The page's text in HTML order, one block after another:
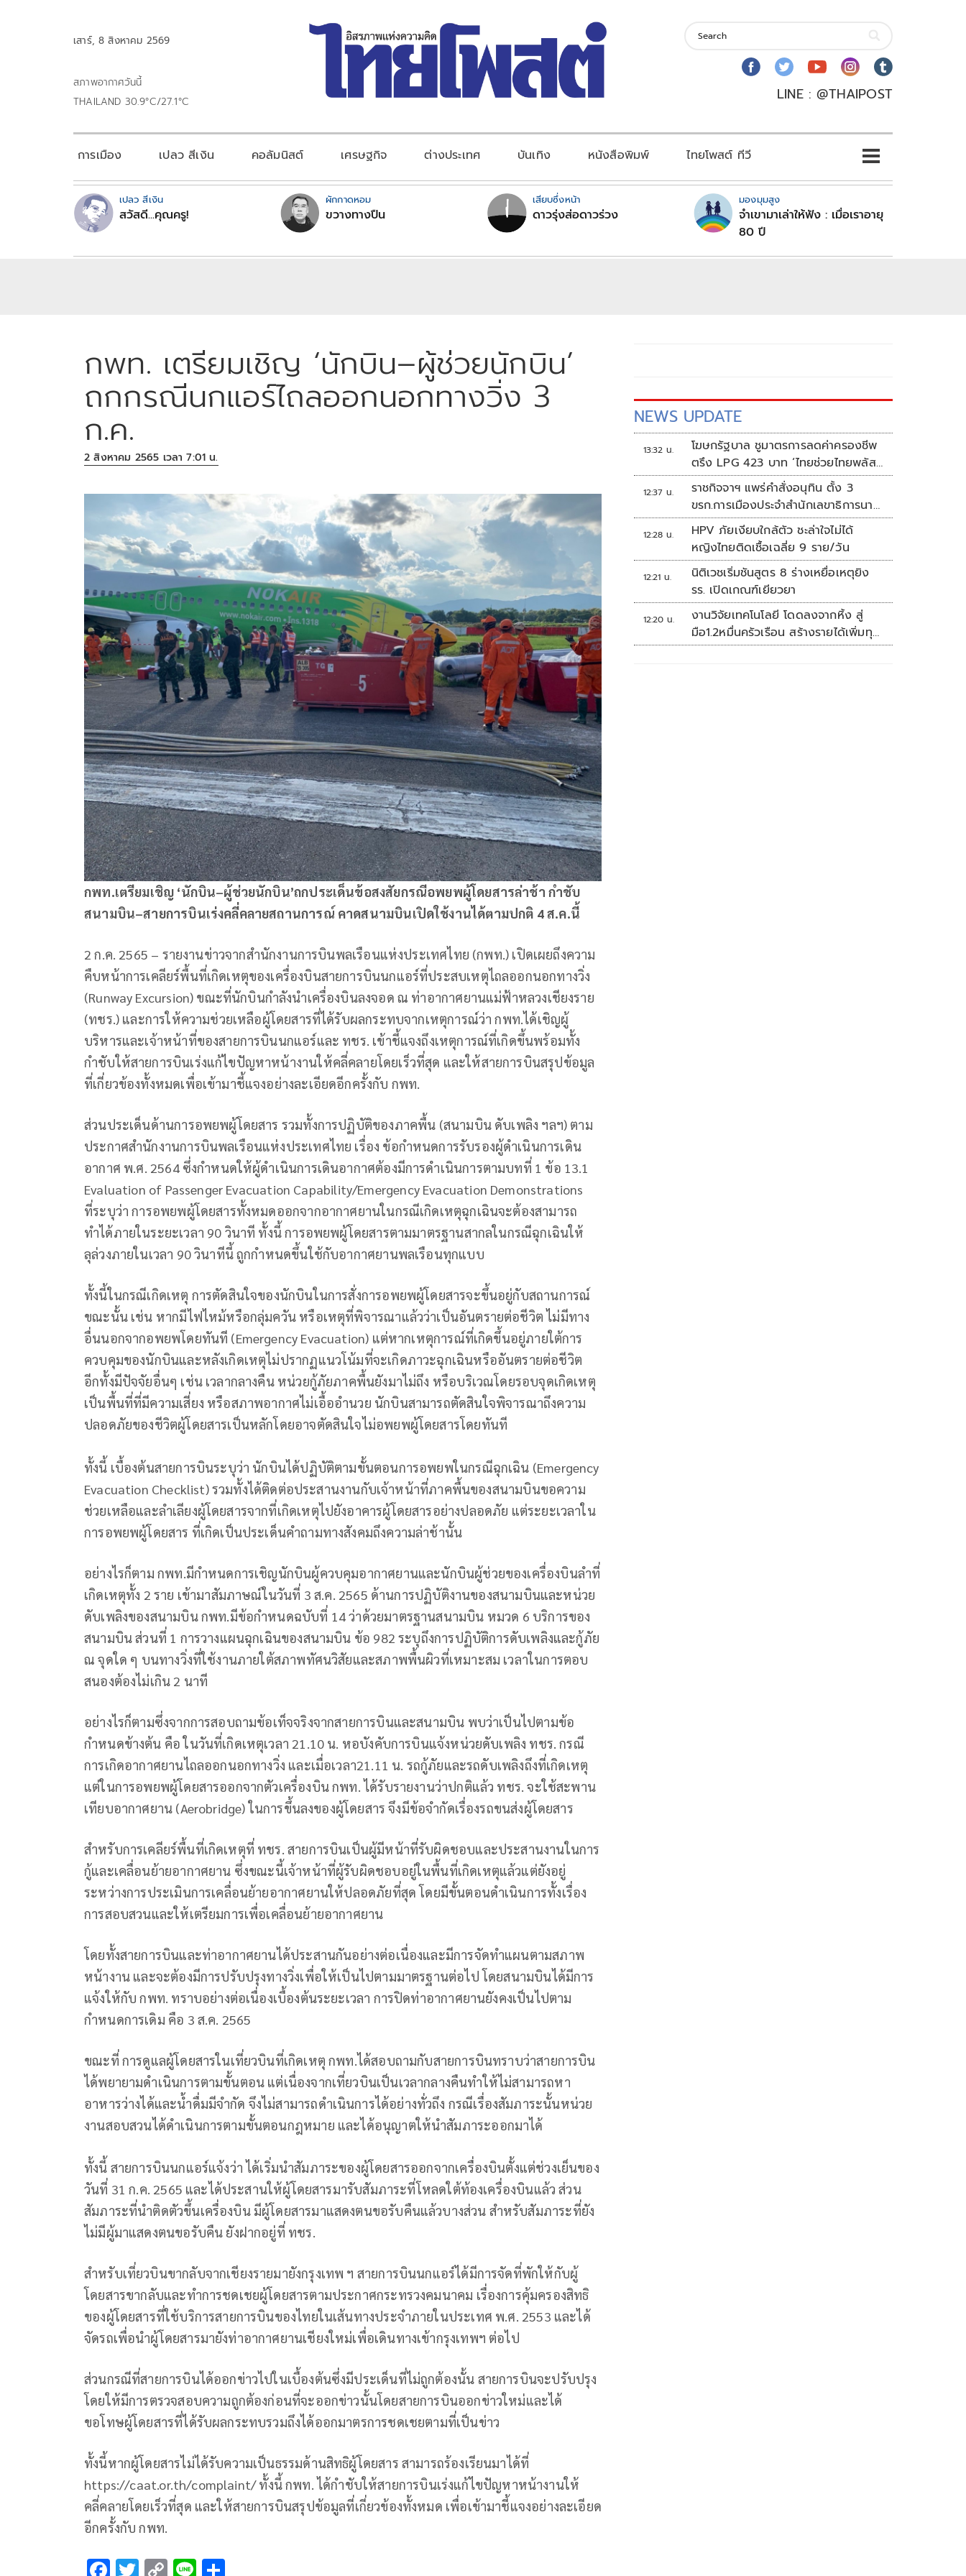
เสาร์, 8 สิงหาคม 2569
สภาพอากาศวันนี้
THAILAND 30.9°C/27.1°C
LINE : @THAIPOST
การเมือง เปลว สีเงิน คอลัมนิสต์ เศรษฐกิจ ต่างประเทศ บันเทิง หนังสือพิมพ์ ไทยโพสต์ ทีวี
เปลว สีเงิน
สวัสดี...คุณครู!
ผักกาดหอม
ขวางทางปืน
เสียบซึ่งหน้า
ดาวรุ่งส่อดาวร่วง
มองมุมสูง
จำเขามาเล่าให้ฟัง : เมื่อเราอายุ
80 ปี
กพท. เตรียมเชิญ ‘นักบิน–ผู้ช่วยนักบิน’
ถกกรณีนกแอร์ไถลออกนอกทางวิ่ง 3
ก.ค.
2 สิงหาคม 2565 เวลา 7:01 น.
กพท.เตรียมเชิญ ‘นักบิน–ผู้ช่วยนักบิน’ถกประเด็นข้อสงสัยกรณีอพยพผู้โดยสารล่าช้า กำชับ
สนามบิน–สายการบินเร่งคลี่คลายสถานการณ์ คาดสนามบินเปิดใช้งานได้ตามปกติ 4 ส.ค.นี้
2 ก.ค. 2565 – รายงานข่าวจากสำนักงานการบินพลเรือนแห่งประเทศไทย (กพท.) เปิดเผยถึงความ
คืบหน้าการเคลียร์พื้นที่เกิดเหตุของเครื่องบินสายการบินนกแอร์ที่ประสบเหตุไถลออกนอกทางวิ่ง
(Runway Excursion) ขณะที่นักบินกำลังนำเครื่องบินลงจอด ณ ท่าอากาศยานแม่ฟ้าหลวงเชียงราย
(ทชร.) และการให้ความช่วยเหลือผู้โดยสารที่ได้รับผลกระทบจากเหตุการณ์ว่า กพท.ได้เชิญผู้
บริหารและเจ้าหน้าที่ของสายการบินนกแอร์และ ทชร. เข้าชี้แจงถึงเหตุการณ์ที่เกิดขึ้นพร้อมทั้ง
กำชับให้สายการบินเร่งแก้ไขปัญหาหน้างานให้คลี่คลายโดยเร็วที่สุด และให้สายการบินสรุปข้อมูล
ที่เกี่ยวข้องทั้งหมดเพื่อเข้ามาชี้แจงอย่างละเอียดอีกครั้งกับ กพท.
ส่วนประเด็นด้านการอพยพผู้โดยสาร รวมทั้งการปฏิบัติของภาคพื้น (สนามบิน ดับเพลิง ฯลฯ) ตาม
ประกาศสำนักงานการบินพลเรือนแห่งประเทศไทย เรื่อง ข้อกำหนดการรับรองผู้ดำเนินการเดิน
อากาศ พ.ศ. 2564 ซึ่งกำหนดให้ผู้ดำเนินการเดินอากาศต้องมีการดำเนินการตามบทที่ 1 ข้อ 13.1
Evaluation of Passenger Evacuation Capability/Emergency Evacuation Demonstrations
ที่ระบุว่า การอพยพผู้โดยสารทั้งหมดออกจากอากาศยานในกรณีเกิดเหตุฉุกเฉินจะต้องสามารถ
ทำได้ภายในระยะเวลา 90 วินาที ทั้งนี้ การอพยพผู้โดยสารตามมาตรฐานสากลในกรณีฉุกเฉินให้
ลุล่วงภายในเวลา 90 วินาทีนี้ ถูกกำหนดขึ้นใช้กับอากาศยานพลเรือนทุกแบบ
ทั้งนี้ในกรณีเกิดเหตุ การตัดสินใจของนักบินในการสั่งการอพยพผู้โดยสารจะขึ้นอยู่กับสถานการณ์
ขณะนั้น เช่น หากมีไฟไหม้หรือกลุ่มควัน หรือเหตุที่พิจารณาแล้วว่าเป็นอันตรายต่อชีวิต ไม่มีทาง
อื่นนอกจากอพยพโดยทันที (Emergency Evacuation) แต่หากเหตุการณ์ที่เกิดขึ้นอยู่ภายใต้การ
ควบคุมของนักบินและหลังเกิดเหตุไม่ปรากฏแนวโน้มที่จะเกิดภาวะฉุกเฉินหรืออันตรายต่อชีวิต
อีกทั้งมีปัจจัยอื่นๆ เช่น เวลากลางคืน หน่วยกู้ภัยภาคพื้นยังมาไม่ถึง หรือบริเวณโดยรอบจุดเกิดเหตุ
เป็นพื้นที่ที่มีความเสี่ยง หรือสภาพอากาศไม่เอื้ออำนวย นักบินสามารถตัดสินใจพิจารณาถึงความ
ปลอดภัยของชีวิตผู้โดยสารเป็นหลักโดยอาจตัดสินใจไม่อพยพผู้โดยสารโดยทันที
ทั้งนี้ เบื้องต้นสายการบินระบุว่า นักบินได้ปฏิบัติตามขั้นตอนการอพยพในกรณีฉุกเฉิน (Emergency
Evacuation Checklist) รวมทั้งได้ติดต่อประสานงานกับเจ้าหน้าที่ภาคพื้นของสนามบินขอความ
ช่วยเหลือและลำเลียงผู้โดยสารจากที่เกิดเหตุไปยังอาคารผู้โดยสารอย่างปลอดภัย แต่ระยะเวลาใน
การอพยพผู้โดยสาร ที่เกิดเป็นประเด็นคำถามทางสังคมถึงความล่าช้านั้น
อย่างไรก็ตาม กพท.มีกำหนดการเชิญนักบินผู้ควบคุมอากาศยานและนักบินผู้ช่วยของเครื่องบินลำที่
เกิดเหตุทั้ง 2 ราย เข้ามาสัมภาษณ์ในวันที่ 3 ส.ค. 2565 ด้านการปฏิบัติงานของสนามบินและหน่วย
ดับเพลิงของสนามบิน กพท.มีข้อกำหนดฉบับที่ 14 ว่าด้วยมาตรฐานสนามบิน หมวด 6 บริการของ
สนามบิน ส่วนที่ 1 การวางแผนฉุกเฉินของสนามบิน ข้อ 982 ระบุถึงการปฏิบัติการดับเพลิงและกู้ภัย
ณ จุดใด ๆ บนทางวิ่งที่ใช้งานภายใต้สภาพทัศนวิสัยและสภาพพื้นผิวที่เหมาะสม เวลาในการตอบ
สนองต้องไม่เกิน 2 นาที
อย่างไรก็ตามซึ่งจากการสอบถามข้อเท็จจริงจากสายการบินและสนามบิน พบว่าเป็นไปตามข้อ
กำหนดข้างต้น คือ ในวันที่เกิดเหตุเวลา 21.10 น. หอบังคับการบินแจ้งหน่วยดับเพลิง ทชร. กรณี
การเกิดอากาศยานไถลออกนอกทางวิ่ง และเมื่อเวลา21.11 น. รถกู้ภัยและรถดับเพลิงถึงที่เกิดเหตุ
แต่ในการอพยพผู้โดยสารออกจากตัวเครื่องบิน กพท. ได้รับรายงานว่าปกติแล้ว ทชร. จะใช้สะพาน
เทียบอากาศยาน (Aerobridge) ในการขึ้นลงของผู้โดยสาร จึงมีข้อจำกัดเรื่องรถขนส่งผู้โดยสาร
สำหรับการเคลียร์พื้นที่เกิดเหตุที่ ทชร. สายการบินเป็นผู้มีหน้าที่รับผิดชอบและประสานงานในการ
กู้และเคลื่อนย้ายอากาศยาน ซึ่งขณะนี้เจ้าหน้าที่ผู้รับผิดชอบอยู่ในพื้นที่เกิดเหตุแล้วแต่ยังอยู่
ระหว่างการประเมินการเคลื่อนย้ายอากาศยานให้ปลอดภัยที่สุด โดยมีขั้นตอนดำเนินการทั้งเรื่อง
การสอบสวนและให้เตรียมการเพื่อเคลื่อนย้ายอากาศยาน
โดยทั้งสายการบินและท่าอากาศยานได้ประสานกันอย่างต่อเนื่องและมีการจัดทำแผนตามสภาพ
หน้างาน และจะต้องมีการปรับปรุงทางวิ่งเพื่อให้เป็นไปตามมาตรฐานต่อไป โดยสนามบินได้มีการ
แจ้งให้กับ กพท. ทราบอย่างต่อเนื่องเบื้องต้นระยะเวลา การปิดท่าอากาศยานยังคงเป็นไปตาม
กำหนดการเดิม คือ 3 ส.ค. 2565
ขณะที่ การดูแลผู้โดยสารในเที่ยวบินที่เกิดเหตุ กพท.ได้สอบถามกับสายการบินทราบว่าสายการบิน
ได้พยายามดำเนินการตามขั้นตอน แต่เนื่องจากเที่ยวบินเป็นเวลากลางคืนทำให้ไม่สามารถหา
อาหารว่างได้และน้ำดื่มมีจำกัด จึงไม่สามารถดำเนินการได้อย่างทั่วถึง กรณีเรื่องสัมภาระนั้นหน่วย
งานสอบสวนได้ดำเนินการตามขั้นตอนกฎหมาย และได้อนุญาตให้นำสัมภาระออกมาได้
ทั้งนี้ สายการบินนกแอร์แจ้งว่า ได้เริ่มนำสัมภาระของผู้โดยสารออกจากเครื่องบินตั้งแต่ช่วงเย็นของ
วันที่ 31 ก.ค. 2565 และได้ประสานให้ผู้โดยสารมารับสัมภาระที่โหลดใต้ท้องเครื่องบินแล้ว ส่วน
สัมภาระที่นำติดตัวขึ้นเครื่องบิน มีผู้โดยสารมาแสดงตนขอรับคืนแล้วบางส่วน สำหรับสัมภาระที่ยัง
ไม่มีผู้มาแสดงตนขอรับคืน ยังฝากอยู่ที่ ทชร.
สำหรับเที่ยวบินขากลับจากเชียงรายมายังกรุงเทพ ฯ สายการบินนกแอร์ได้มีการจัดที่พักให้กับผู้
โดยสารขากลับและทำการชดเชยผู้โดยสารตามประกาศกระทรวงคมนาคม เรื่องการคุ้มครองสิทธิ
ของผู้โดยสารที่ใช้บริการสายการบินของไทยในเส้นทางประจำภายในประเทศ พ.ศ. 2553 และได้
จัดรถเพื่อนำผู้โดยสารมายังท่าอากาศยานเชียงใหม่เพื่อเดินทางเข้ากรุงเทพฯ ต่อไป
ส่วนกรณีที่สายการบินได้ออกข่าวไปในเบื้องต้นซึ่งมีประเด็นที่ไม่ถูกต้องนั้น สายการบินจะปรับปรุง
โดยให้มีการตรวจสอบความถูกต้องก่อนที่จะออกข่าวนั้นโดยสายการบินออกข่าวใหม่และได้
ขอโทษผู้โดยสารที่ได้รับผลกระทบรวมถึงได้ออกมาตรการชดเชยตามที่เป็นข่าว
ทั้งนี้หากผู้โดยสารไม่ได้รับความเป็นธรรมด้านสิทธิผู้โดยสาร สามารถร้องเรียนมาได้ที่
https://caat.or.th/complaint/ ทั้งนี้ กพท. ได้กำชับให้สายการบินเร่งแก้ไขปัญหาหน้างานให้
คลี่คลายโดยเร็วที่สุด และให้สายการบินสรุปข้อมูลที่เกี่ยวข้องทั้งหมด เพื่อเข้ามาชี้แจงอย่างละเอียด
อีกครั้งกับ กพท.
F T C Li
NEWS UPDATE
13:32 น.
โฆษกรัฐบาล ชูมาตรการลดค่าครองชีพ
ตรึง LPG 423 บาท ‘ไทยช่วยไทยพลัส’
ดันเงินหมุนแสนล้าน
12:37 น.
ราชกิจจาฯ แพร่คำสั่งอนุทิน ตั้ง 3
ขรก.การเมืองประจำสำนักเลขาธิการนา
ยกฯ
12:28 น.
HPV ภัยเงียบใกล้ตัว ชะล่าใจไม่ได้
หญิงไทยติดเชื้อเฉลี่ย 9 ราย/วัน
12:21 น.
นิติเวชเริ่มชันสูตร 8 ร่างเหยื่อเหตุยิง
รร. เปิดเกณฑ์เยียวยา
12:20 น.
งานวิจัยเทคโนโลยี โดดลงจากหิ้ง สู่
มือ1.2หมื่นครัวเรือน สร้างรายได้เพิ่มทุก
เดือน